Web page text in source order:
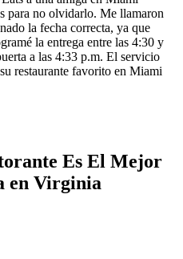
para no olvidarlo. Me llamaron
la fecha correcta, ya que
la entrega entre las 4:30 y
a las 4:33 p.m. El servicio
restaurante favorito en Miami
Es El Mejor
en Virginia